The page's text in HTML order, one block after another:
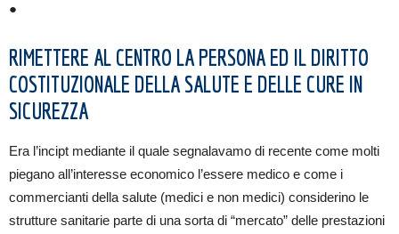
●
RIMETTERE AL CENTRO LA PERSONA ED IL DIRITTO
COSTITUZIONALE DELLA SALUTE E DELLE CURE IN
SICUREZZA
Era l’incipt mediante il quale segnalavamo di recente come molti
piegano all’interesse economico l’essere medico e come i
commercianti della salute (medici e non medici) considerino le
strutture sanitarie parte di una sorta di “mercato” delle prestazioni